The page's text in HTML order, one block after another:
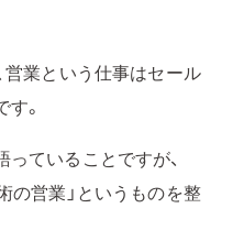
営業という仕事はセール
。
ていることですが、
の営業」というものを整